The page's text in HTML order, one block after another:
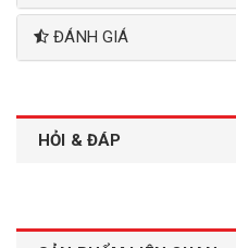
ĐÁNH GIÁ
HỎI & ĐÁP